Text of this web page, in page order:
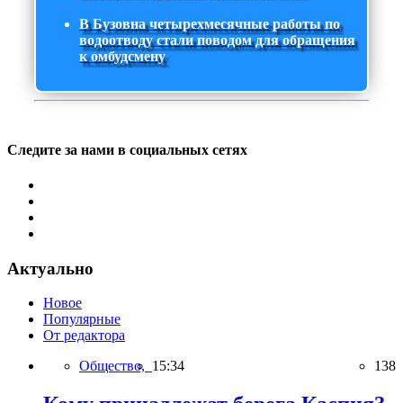
В Бузовна четырехмесячные работы по
водоотводу стали поводом для обращения
к омбудсмену
Следите за нами в социальных сетях
Актуально
Новое
Популярные
От редактора
Общество, 15:34 138